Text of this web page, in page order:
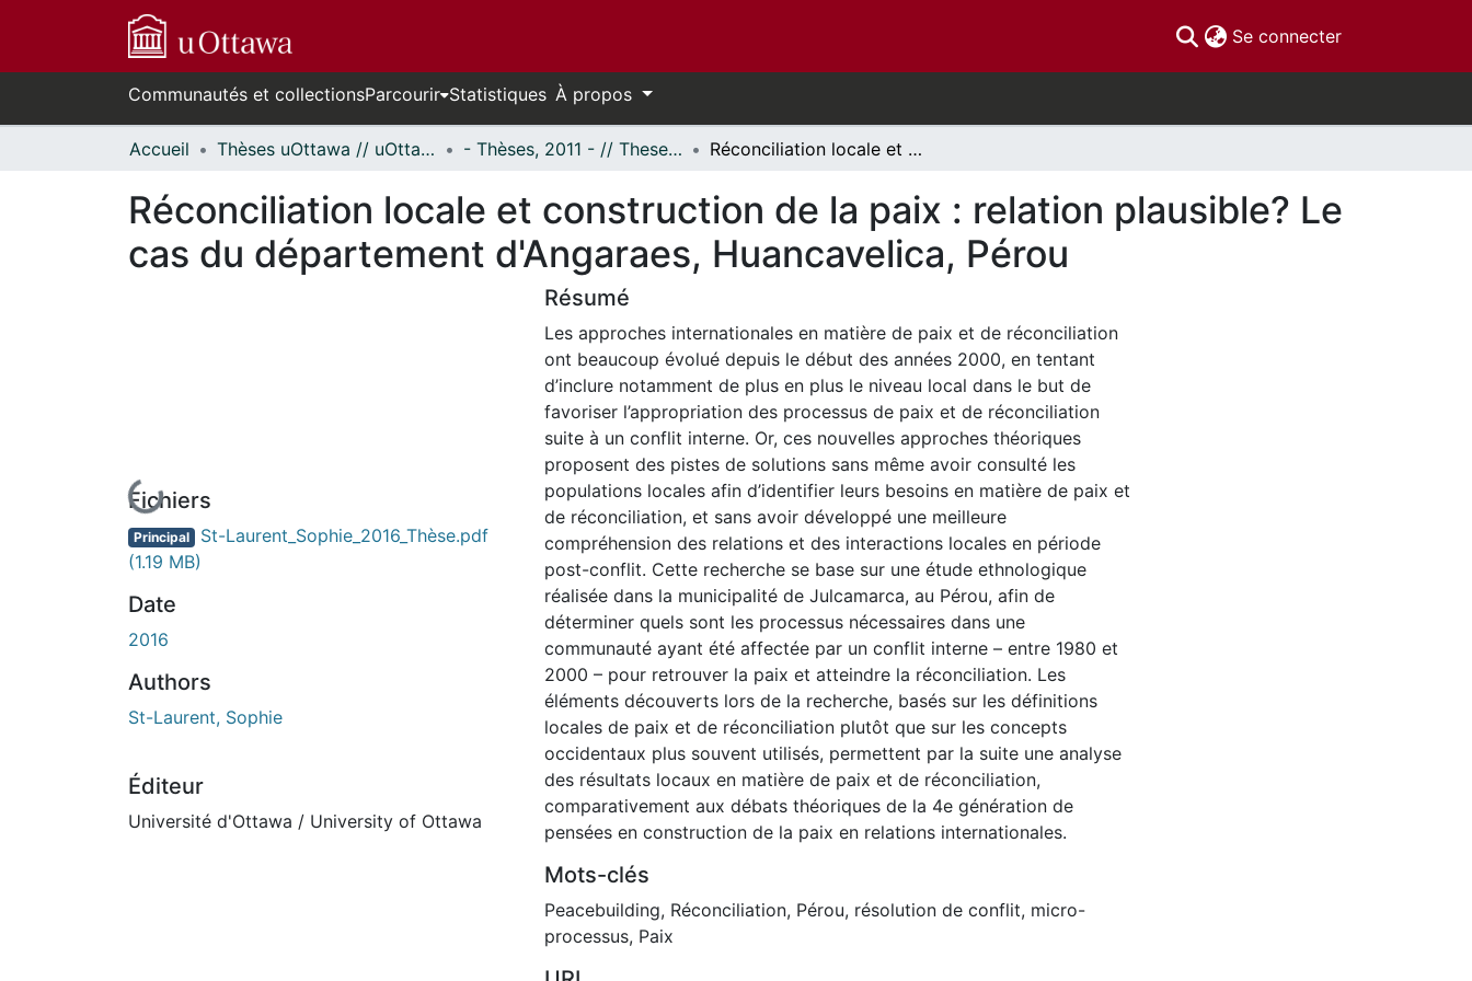
Se connecter(current)
Communautés et collectionsParcourir Statistiques À propos
Accueil Thèses uOttawa // uOttawa Theses - Thèses, 2011 - // Theses, 2011 - Réconciliation locale et construction de la paix : relation plausible? Le cas du département d'Angaraes, Huancavelica, Pérou
Réconciliation locale et construction de la paix : relation plausible? Le
cas du département d'Angaraes, Huancavelica, Pérou
En cours de chargement...
Fichiers
Principal St-Laurent_Sophie_2016_Thèse.pdf
(1.19 MB)
Date
2016
Authors
St-Laurent, Sophie
Éditeur
Université d'Ottawa / University of Ottawa
Résumé
Les approches internationales en matière de paix et de réconciliation
ont beaucoup évolué depuis le début des années 2000, en tentant
d’inclure notamment de plus en plus le niveau local dans le but de
favoriser l’appropriation des processus de paix et de réconciliation
suite à un conflit interne. Or, ces nouvelles approches théoriques
proposent des pistes de solutions sans même avoir consulté les
populations locales afin d’identifier leurs besoins en matière de paix et
de réconciliation, et sans avoir développé une meilleure
compréhension des relations et des interactions locales en période
post-conflit. Cette recherche se base sur une étude ethnologique
réalisée dans la municipalité de Julcamarca, au Pérou, afin de
déterminer quels sont les processus nécessaires dans une
communauté ayant été affectée par un conflit interne – entre 1980 et
2000 – pour retrouver la paix et atteindre la réconciliation. Les
éléments découverts lors de la recherche, basés sur les définitions
locales de paix et de réconciliation plutôt que sur les concepts
occidentaux plus souvent utilisés, permettent par la suite une analyse
des résultats locaux en matière de paix et de réconciliation,
comparativement aux débats théoriques de la 4e génération de
pensées en construction de la paix en relations internationales.
Mots-clés
Peacebuilding, Réconciliation, Pérou, résolution de conflit, micro-
processus, Paix